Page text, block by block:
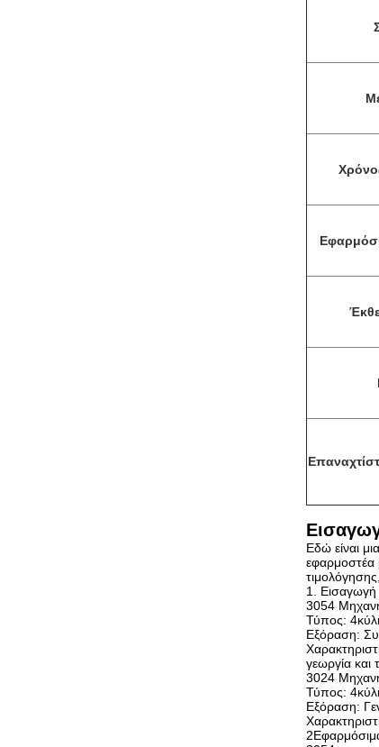
Εδώ είναι
εφαρμοστέα
1. Εισαγωγή
3054
Τύπος:
Εξόραση:
γεωργία και
3024
Τύπος:
Εξόραση: